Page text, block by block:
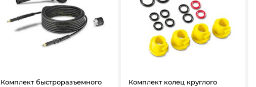
Комплект быстроразъемного
Комплект колец круглого